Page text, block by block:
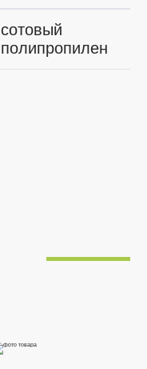
сотовый
полипропилен